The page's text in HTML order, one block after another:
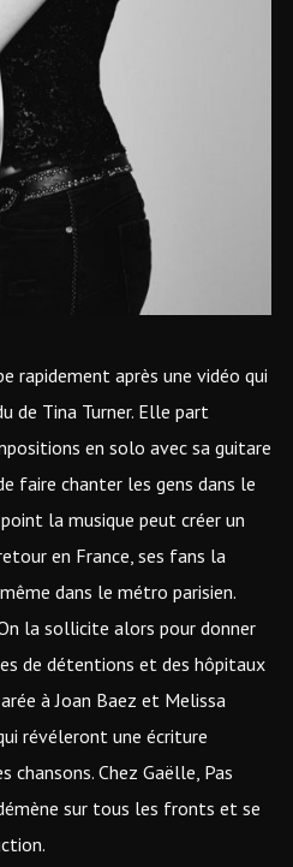
rapidement après une vidéo qui
de Tina Turner. Elle part
en solo avec sa guitare
faire chanter les gens dans le
la musique peut créer un
en France, ses fans la
dans le métro parisien.
la sollicite alors pour donner
de détentions et des hôpitaux
à Joan Baez et Melissa
révéleront une écriture
Chez Gaëlle, Pas
sur tous les fronts et se